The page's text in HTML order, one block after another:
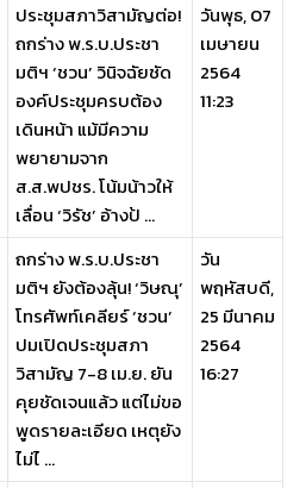
ประชุมสภาวิสามัญต่อ!
ถกร่าง พ.ร.บ.ประชา
มติฯ ‘ชวน’ วินิจฉัยชัด
องค์ประชุมครบต้อง
เดินหน้า แม้มีความ
พยายามจาก
ส.ส.พปชร. โน้มน้าวให้
เลื่อน ‘วิรัช’ อ้างป้ ...
วันพุธ, 07
เมษายน
2564
11:23
ถกร่าง พ.ร.บ.ประชา
มติฯ ยังต้องลุ้น! ‘วิษณุ’
โทรศัพท์เคลียร์ ‘ชวน’
ปมเปิดประชุมสภา
วิสามัญ 7-8 เม.ย. ยัน
คุยชัดเจนแล้ว แต่ไม่ขอ
พูดรายละเอียด เหตุยัง
ไม่ไ ...
วัน
พฤหัสบดี,
25 มีนาคม
2564
16:27